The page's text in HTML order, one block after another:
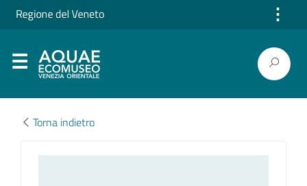
⋮
Torna indietro